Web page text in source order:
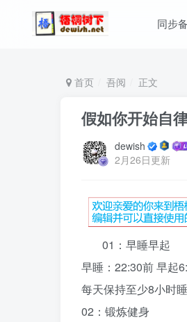
同步
首页 吾阅 正文
假如你开始自
dewish
2月26日更新
01：早睡早起
早睡：22:30前 早起
每天保持至少8小时
02：锻炼健身